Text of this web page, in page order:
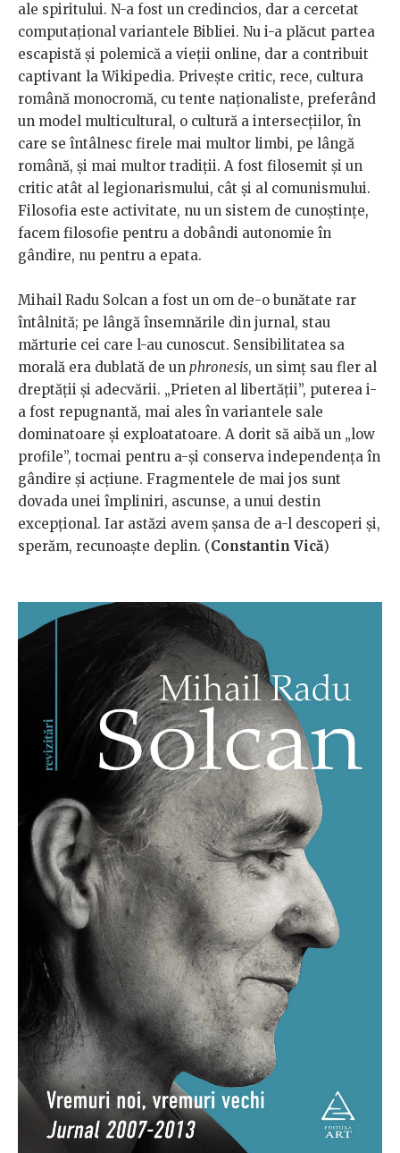
ale spiritului. N-a fost un credincios, dar a cercetat
computațional variantele Bibliei. Nu i-a plăcut partea
escapistă și polemică a vieții online, dar a contribuit
captivant la Wikipedia. Privește critic, rece, cultura
română monocromă, cu tente naționaliste, preferând
un model multicultural, o cultură a intersecțiilor, în
care se întâlnesc firele mai multor limbi, pe lângă
română, și mai multor tradiții. A fost filosemit și un
critic atât al legionarismului, cât și al comunismului.
Filosofia este activitate, nu un sistem de cunoștințe,
facem filosofie pentru a dobândi autonomie în
gândire, nu pentru a epata.
Mihail Radu Solcan a fost un om de-o bunătate rar
întâlnită; pe lângă însemnările din jurnal, stau
mărturie cei care l-au cunoscut. Sensibilitatea sa
morală era dublată de un phronesis, un simț sau fler al
dreptății și adecvării. „Prieten al libertății”, puterea i-
a fost repugnantă, mai ales în variantele sale
dominatoare și exploatatoare. A dorit să aibă un „low
profile”, tocmai pentru a-și conserva independența în
gândire și acțiune. Fragmentele de mai jos sunt
dovada unei împliniri, ascunse, a unui destin
excepțional. Iar astăzi avem șansa de a-l descoperi și,
sperăm, recunoaște deplin. (Constantin Vică)